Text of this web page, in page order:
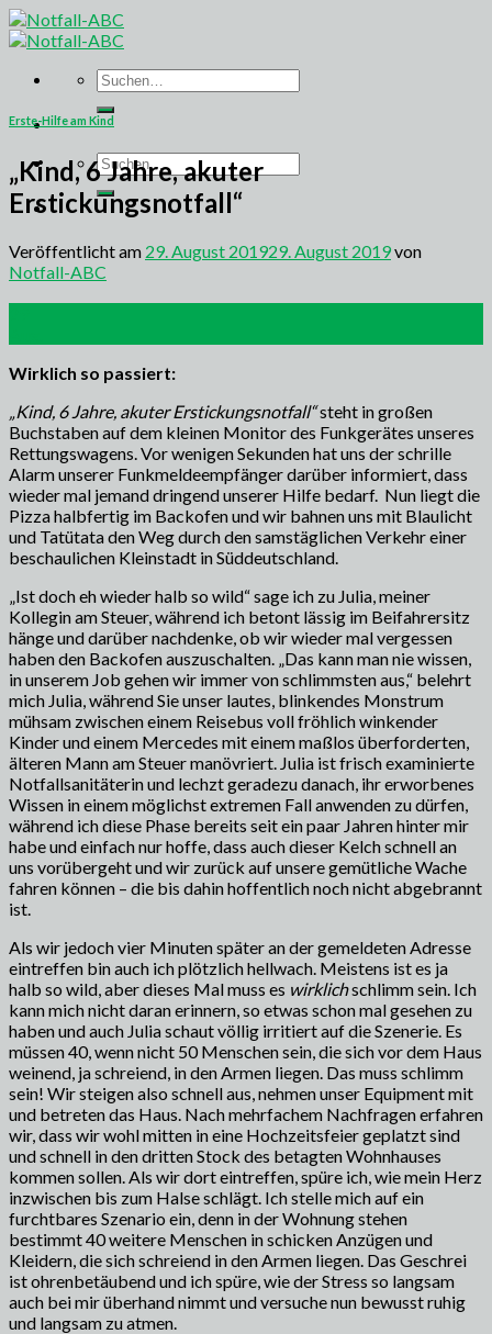
Skip
to
Suchen
nach:
Suchen
nach:
Erste-Hilfe am Kind
„Kind, 6 Jahre, akuter
Erstickungsnotfall“
Veröffentlicht am 29. August 201929. August 2019von
Notfall-ABC
Wirklich so passiert:
„Kind, 6 Jahre, akuter Erstickungsnotfall“steht in großen
Buchstaben auf dem kleinen Monitor des Funkgerätes unseres
Rettungswagens. Vor wenigen Sekunden hat uns der schrille
Alarm unserer Funkmeldeempfänger darüber informiert, dass
wieder mal jemand dringend unserer Hilfe bedarf. Nun liegt die
Pizza halbfertig im Backofen und wir bahnen uns mit Blaulicht
und Tatütata den Weg durch den samstäglichen Verkehr einer
beschaulichen Kleinstadt in Süddeutschland.
„Ist doch eh wieder halb so wild“ sage ich zu Julia, meiner
Kollegin am Steuer, während ich betont lässig im Beifahrersitz
hänge und darüber nachdenke, ob wir wieder mal vergessen
haben den Backofen auszuschalten. „Das kann man nie wissen,
in unserem Job gehen wir immer von schlimmsten aus,“ belehrt
mich Julia, während Sie unser lautes, blinkendes Monstrum
mühsam zwischen einem Reisebus voll fröhlich winkender
Kinder und einem Mercedes mit einem maßlos überforderten,
älteren Mann am Steuer manövriert. Julia ist frisch examinierte
Notfallsanitäterin und lechzt geradezu danach, ihr erworbenes
Wissen in einem möglichst extremen Fall anwenden zu dürfen,
während ich diese Phase bereits seit ein paar Jahren hinter mir
habe und einfach nur hoffe, dass auch dieser Kelch schnell an
uns vorübergeht und wir zurück auf unsere gemütliche Wache
fahren können – die bis dahin hoffentlich noch nicht abgebrannt
ist.
Als wir jedoch vier Minuten später an der gemeldeten Adresse
eintreffen bin auch ich plötzlich hellwach. Meistens ist es ja
halb so wild, aber dieses Mal muss es wirklichschlimm sein. Ich
kann mich nicht daran erinnern, so etwas schon mal gesehen zu
haben und auch Julia schaut völlig irritiert auf die Szenerie. Es
müssen 40, wenn nicht 50 Menschen sein, die sich vor dem Haus
weinend, ja schreiend, in den Armen liegen. Das muss schlimm
sein! Wir steigen also schnell aus, nehmen unser Equipment mit
und betreten das Haus. Nach mehrfachem Nachfragen erfahren
wir, dass wir wohl mitten in eine Hochzeitsfeier geplatzt sind
und schnell in den dritten Stock des betagten Wohnhauses
kommen sollen. Als wir dort eintreffen, spüre ich, wie mein Herz
inzwischen bis zum Halse schlägt. Ich stelle mich auf ein
furchtbares Szenario ein, denn in der Wohnung stehen
bestimmt 40 weitere Menschen in schicken Anzügen und
Kleidern, die sich schreiend in den Armen liegen. Das Geschrei
ist ohrenbetäubend und ich spüre, wie der Stress so langsam
auch bei mir überhand nimmt und versuche nun bewusst ruhig
und langsam zu atmen.